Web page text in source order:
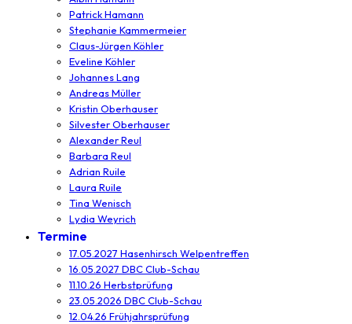
Patrick Hamann
Stephanie Kammermeier
Claus-Jürgen Köhler
Eveline Köhler
Johannes Lang
Andreas Müller
Kristin Oberhauser
Silvester Oberhauser
Alexander Reul
Barbara Reul
Adrian Ruile
Laura Ruile
Tina Wenisch
Lydia Weyrich
Termine
17.05.2027 Hasenhirsch Welpentreffen
16.05.2027 DBC Club-Schau
11.10.26 Herbstprüfung
23.05.2026 DBC Club-Schau
12.04.26 Frühjahrsprüfung